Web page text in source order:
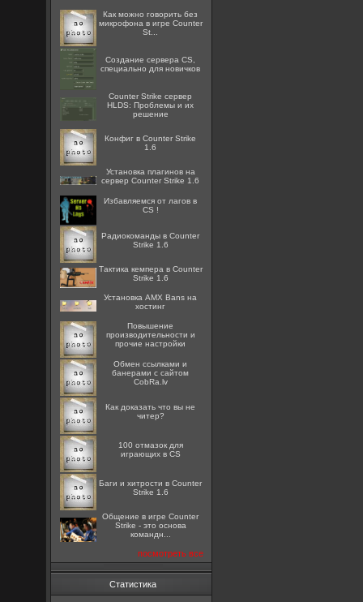
Как можно говорить без
микрофона в игре Counter
St...
Создание сервера CS,
специально для новичков
Counter Strike сервер
HLDS: Проблемы и их
решение
Конфиг в Counter Strike
1.6
Установка плагинов на
сервер Counter Strike 1.6
Избавляемся от лагов в
CS !
Радиокоманды в Counter
Strike 1.6
Тактика кемпера в Counter
Strike 1.6
Установка AMX Bans на
хостинг
Повышение
производительности и
прочие настройки
Oбмен ссылками и
банерами с сайтом
CobRa.lv
Как доказать что вы не
читер?
100 отмазок для
играющих в CS
Баги и хитрости в Counter
Strike 1.6
Общение в игре Counter
Strike - это основа
командн...
посмотреть все
Статистика